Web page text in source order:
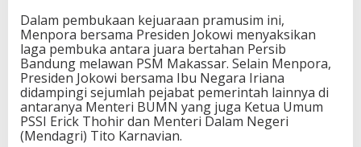
o
l
a
P
a
l
a
P
Dalam pembukaan kejuaraan pramusim ini,
Menpora bersama Presiden Jokowi menyaksikan
laga pembuka antara juara bertahan Persib
Bandung melawan PSM Makassar. Selain Menpora,
Presiden Jokowi bersama Ibu Negara Iriana
didampingi sejumlah pejabat pemerintah lainnya di
antaranya Menteri BUMN yang juga Ketua Umum
PSSI Erick Thohir dan Menteri Dalam Negeri
(Mendagri) Tito Karnavian.